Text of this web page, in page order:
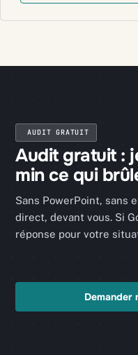
AUDIT GRATUIT
Audit gratuit :
min ce qui
Sans PowerPoint, sans
direct, devant vous. Si
réponse pour votre
Demander